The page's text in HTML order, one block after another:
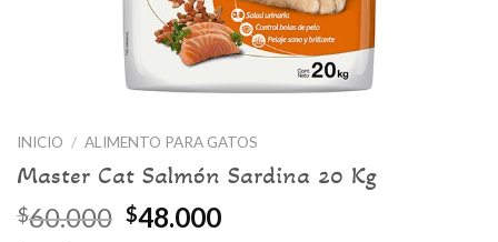
INICIO / ALIMENTO PARA GATOS
Master Cat Salmón Sardina 20 Kg
$60.000 El
$48.000El